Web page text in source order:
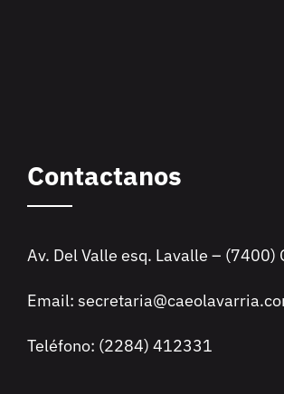
Contactanos
Av. Del Valle esq. Lavalle – (7400)
Email:
Teléfono: (2284) 412331